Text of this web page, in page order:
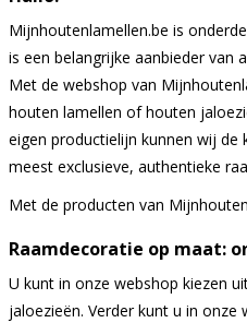
Mijnhoutenlamellen.be is
is een belangrijke aanbieder van
Met de webshop van
houten lamellen of houten
eigen productielijn kunnen wij
meest exclusieve, authentieke
Met de producten van
Raamdecoratie op maat:
U kunt in onze webshop kiezen
jaloezieën. Verder kunt u in